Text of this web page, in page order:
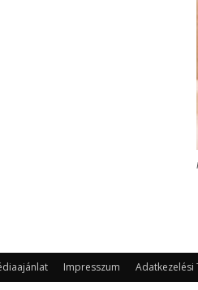
Impresszum Adatkezelési